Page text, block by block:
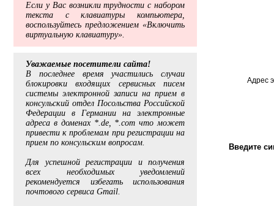
Если у Вас возникли трудности с набором
текста с клавиатуры компьютера,
воспользуйтесь предложением «Включить
виртуальную клавиатуру».
Уважаемые посетители сайта!
В последнее время участились случаи
блокировки входящих сервисных писем
системы электронной записи на прием в
консульский отдел Посольства Российской
Федерации в Германии на электронные
адреса в доменах *.de, *.com что может
привести к проблемам при регистрации на
прием по консульским вопросам.
Для успешной регистрации и получения
всех необходимых уведомлений
рекомендуется избегать использования
почтового сервиса Gmail.
Адрес
Введите